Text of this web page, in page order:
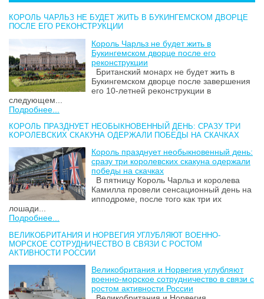
КОРОЛЬ ЧАРЛЬЗ НЕ БУДЕТ ЖИТЬ В БУКИНГЕМСКОМ ДВОРЦЕ
ПОСЛЕ ЕГО РЕКОНСТРУКЦИИ
Король Чарльз не будет жить в
Букингемском дворце после его
реконструкции
Британский монарх не будет жить в
Букингемском дворце после завершения
его 10-летней реконструкции в
следующем...
Подробнее...
КОРОЛЬ ПРАЗДНУЕТ НЕОБЫКНОВЕННЫЙ ДЕНЬ: СРАЗУ ТРИ
КОРОЛЕВСКИХ СКАКУНА ОДЕРЖАЛИ ПОБЕДЫ НА СКАЧКАХ
Король празднует необыкновенный день:
сразу три королевских скакуна одержали
победы на скачках
В пятницу Король Чарльз и королева
Камилла провели сенсационный день на
ипподроме, после того как три их
лошади...
Подробнее...
ВЕЛИКОБРИТАНИЯ И НОРВЕГИЯ УГЛУБЛЯЮТ ВОЕННО-
МОРСКОЕ СОТРУДНИЧЕСТВО В СВЯЗИ С РОСТОМ
АКТИВНОСТИ РОССИИ
Великобритания и Норвегия углубляют
военно-морское сотрудничество в связи с
ростом активности России